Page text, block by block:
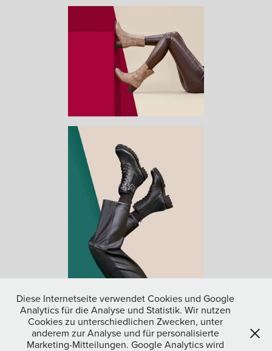
↑ Back to Top
Diese Internetseite verwendet Cookies und Google
Analytics für die Analyse und Statistik. Wir nutzen
Cookies zu unterschiedlichen Zwecken, unter
anderem zur Analyse und für personalisierte
Marketing-Mitteilungen. Google Analytics wird